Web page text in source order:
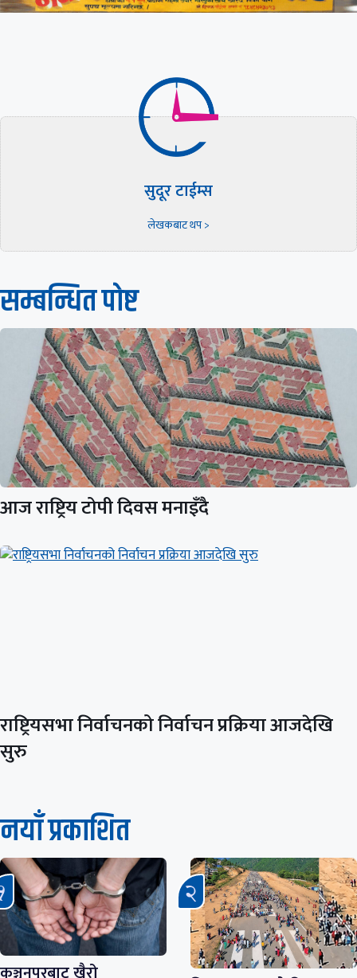
सुदूर टाईम्स
लेखकबाट थप >
सम्बन्धित पाेष्ट
आज राष्ट्रिय टोपी दिवस मनाइँदै
राष्ट्रियसभा निर्वाचनको निर्वाचन प्रक्रिया आजदेखि
सुरु
नयाँ प्रकाशित